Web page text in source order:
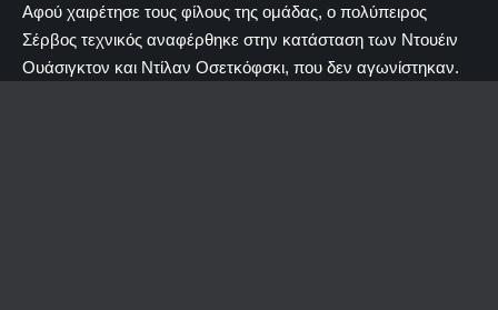
Αφού χαιρέτησε τους φίλους της ομάδας, ο πολύπειρος
Σέρβος τεχνικός αναφέρθηκε στην κατάσταση των Ντουέιν
Ουάσιγκτον και Ντίλαν Οσετκόφσκι, που δεν αγωνίστηκαν.